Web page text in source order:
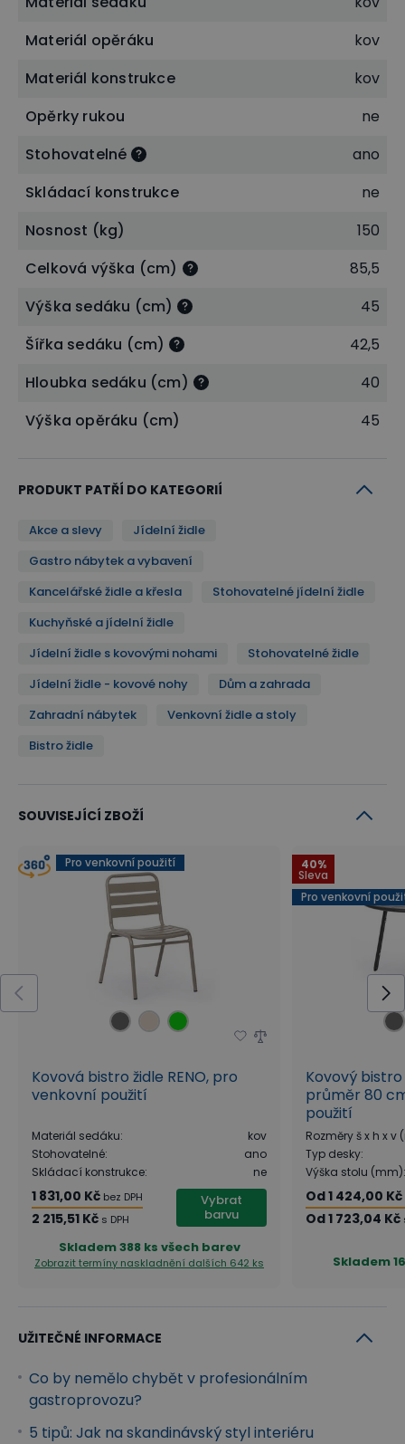
veřejných posezeních.
Odolná kovová konstrukce
Jednou z základních součástí židle je
stabilitu, odolnost vůči opotřebení a dlouhou
životnost. Kovová konstrukce je nenáročná na
údržbu. Díky svému modernímu designu skvěle
zapadne do jakéhokoliv interiéru. Nosnost židle je
150 kg.
Stohovatelná - šetří prostor při skladování
je pro vás důležitá jejich skladnost? Židle můžete
jednoduše stohovat (skládat) na sebe
Materiál opěráku
kov
Materiál konstrukce
kov
Opěrky rukou
ne
Stohovatelné
ano
Skládací konstrukce
ne
Nosnost (kg)
150
Celková výška (cm)
85,5
Výška sedáku (cm)
45
Šířka sedáku (cm)
42,5
Hloubka sedáku (cm)
40
Výška opěráku (cm)
45
PRODUKT PATŘÍ DO KATEGORIÍ
Akce a slevy
Jídelní židle
Gastro nábytek a vybavení
Kancelářské židle a křesla
Stohovatelné jídelní židle
Kuchyňské a jídelní židle
Jídelní židle s kovovými nohami
Stohovatelné židle
Jídelní židle - kovové nohy
Dům a zahrada
Zahradní nábytek
Venkovní židle a stoly
Bistro židle
SOUVISEJÍCÍ ZBOŽÍ
Pro venkovní použití
Kovová bistro židle RENO, pro
venkovní použití
Materiál sedáku:
kov
Stohovatelné:
ano
Skládací konstrukce: ne
1 831,00 Kč bez DPH
2 215,51 Kč s DPH
Vybrat
barvu
Skladem388 ks všech barev
Zobrazit termíny naskladnění dalších 642 ks
40%
Sleva
Pro venkovní
Kovový bistro
průměr 80
použití
Rozměry š x h x v
Typ desky:
Výška stolu (mm):
Od1 424,00 Kč
Od1 723,04 Kč
Skladem
UŽITEČNÉ INFORMACE
Co by nemělo chybět v profesionálním
gastroprovozu?
5 tipů: Jak na skandinávský styl interiéru